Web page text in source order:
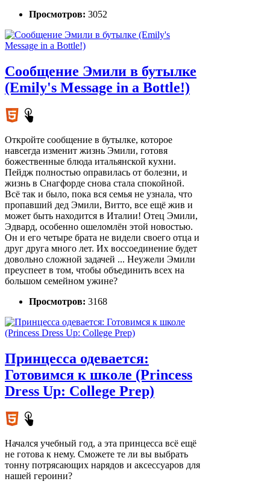
Просмотров: 3052
Сообщение Эмили в бутылке
(Emily's Message in a Bottle!)
Откройте сообщение в бутылке, которое
навсегда изменит жизнь Эмили, готовя
божественные блюда итальянской кухни.
Пейдж полностью оправилась от болезни, и
жизнь в Снагфорде снова стала спокойной.
Всё так и было, пока вся семья не узнала, что
пропавший дед Эмили, Витто, все ещё жив и
может быть находится в Италии! Отец Эмили,
Эдвард, особенно ошеломлён этой новостью.
Он и его четыре брата не видели своего отца и
друг друга много лет. Их воссоединение будет
довольно сложной задачей ... Неужели Эмили
преуспеет в том, чтобы объединить всех на
большом семейном ужине?
Просмотров: 3168
Принцесса одевается:
Готовимся к школе (Princess
Dress Up: College Prep)
Начался учебный год, а эта принцесса всё ещё
не готова к нему. Сможете те ли вы выбрать
тонну потрясающих нарядов и аксессуаров для
нашей героини?